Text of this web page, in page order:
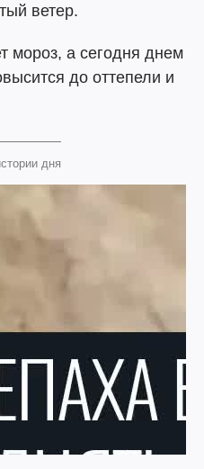
ветер.
мороз, а сегодня днем
до оттепели и
дня